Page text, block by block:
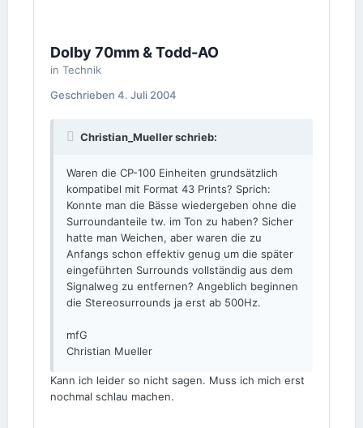
Dolby 70mm & Todd-AO
in Technik
Geschrieben 4. Juli 2004
Christian_Mueller schrieb:
Waren die CP-100 Einheiten grundsätzlich
kompatibel mit Format 43 Prints? Sprich:
Konnte man die Bässe wiedergeben ohne die
Surroundanteile tw. im Ton zu haben? Sicher
hatte man Weichen, aber waren die zu
Anfangs schon effektiv genug um die später
eingeführten Surrounds vollständig aus dem
Signalweg zu entfernen? Angeblich beginnen
die Stereosurrounds ja erst ab 500Hz.
mfG
Christian Mueller
Kann ich leider so nicht sagen. Muss ich mich erst
nochmal schlau machen.